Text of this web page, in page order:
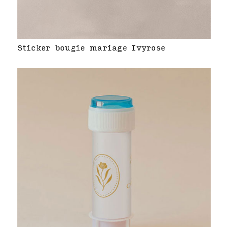
Sticker bougie mariage Ivyrose